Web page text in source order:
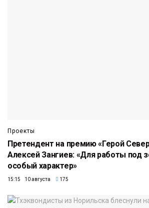
Проекты
Претендент на премию «Герой
Алексей Зангиев: «Для работы под
особый характер»
15:15 10 августа 175